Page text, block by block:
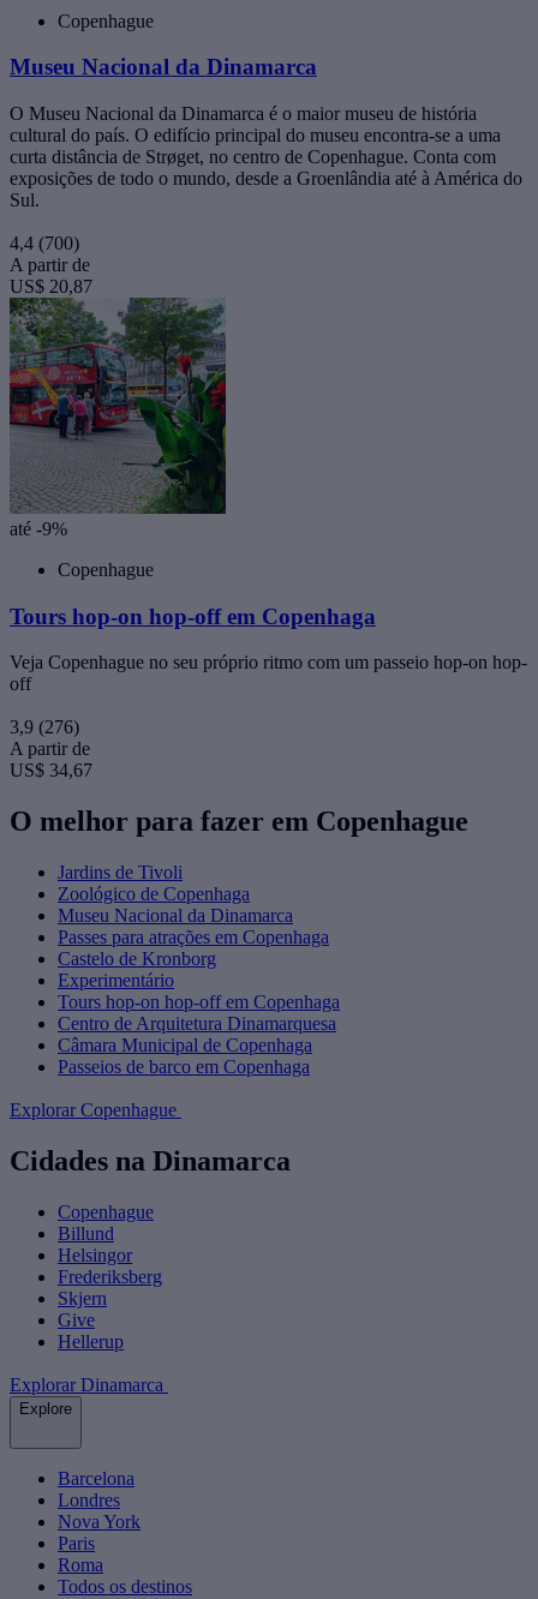
Copenhague
Museu Nacional da Dinamarca
O Museu Nacional da Dinamarca é o maior museu de história
cultural do país. O edifício principal do museu encontra-se a uma
curta distância de Strøget, no centro de Copenhague. Conta com
exposições de todo o mundo, desde a Groenlândia até à América do
Sul.
4,4 (700)
A partir de
US$ 20,87
até -9%
Copenhague
Tours hop-on hop-off em Copenhaga
Veja Copenhague no seu próprio ritmo com um passeio hop-on hop-
off
3,9 (276)
A partir de
US$ 34,67
O melhor para fazer em Copenhague
Jardins de Tivoli
Zoológico de Copenhaga
Museu Nacional da Dinamarca
Passes para atrações em Copenhaga
Castelo de Kronborg
Experimentário
Tours hop-on hop-off em Copenhaga
Centro de Arquitetura Dinamarquesa
Câmara Municipal de Copenhaga
Passeios de barco em Copenhaga
Explorar Copenhague
Cidades na Dinamarca
Copenhague
Billund
Helsingor
Frederiksberg
Skjern
Give
Hellerup
Explorar Dinamarca
Explore
Barcelona
Londres
Nova York
Paris
Roma
Todos os destinos